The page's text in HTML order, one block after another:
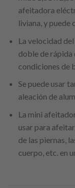
afeitadora
liviana, y puede
La velocidad
doble de rápida
condiciones de
Se puede usar
aleación de
La mini
usar para
de las piernas,
cuerpo, etc. en